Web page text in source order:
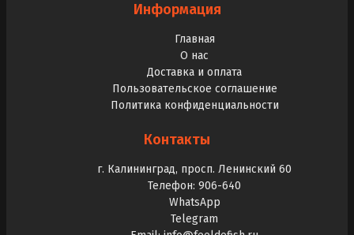
Информация
Главная
О нас
Доставка и оплата
Пользовательское соглашение
Политика конфиденциальности
Контакты
г. Калининград, просп. Ленинский 60
Телефон: 906-640
WhatsApp
Telegram